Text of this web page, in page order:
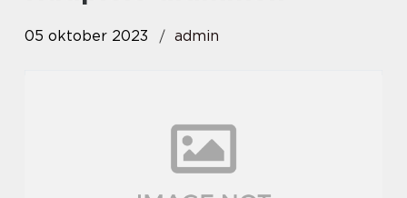
05 oktober 2023 admin